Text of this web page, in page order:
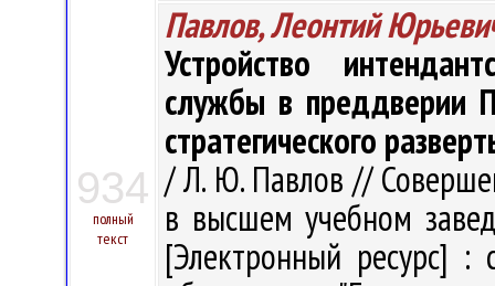
934
полный
текст
Павлов, Леонтий
Устройство
службы в преддверии
стратегического
/ Л. Ю. Павлов //
в высшем учебном
[Электронный ресурс]